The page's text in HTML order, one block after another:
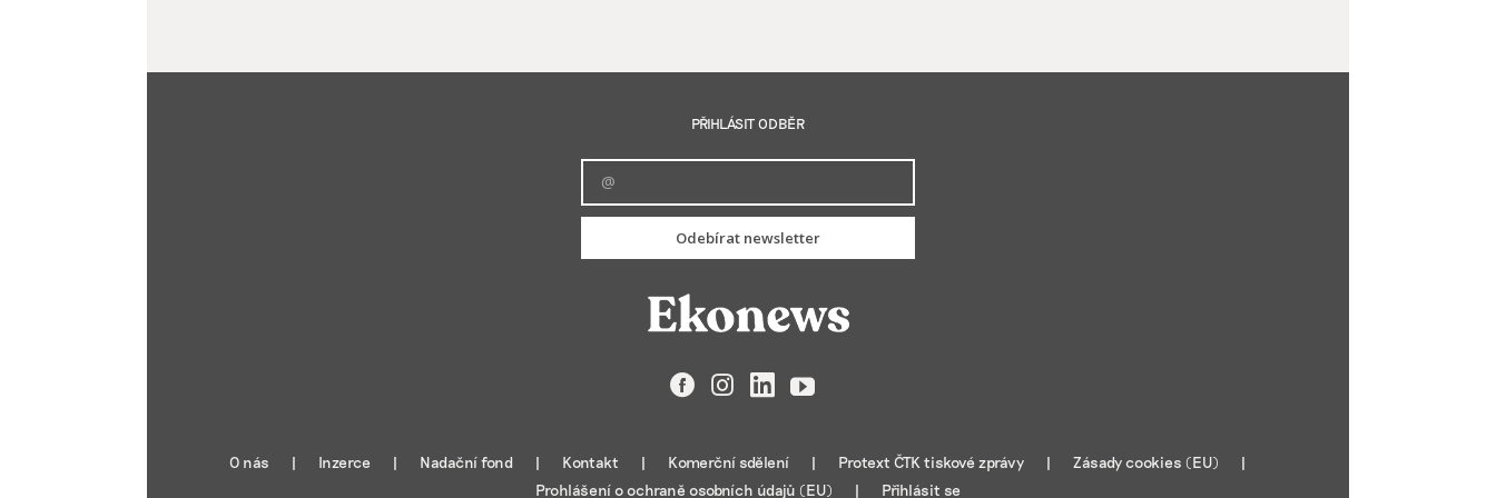
PŘIHLÁSIT ODBĚR
Odebírat newsletter
FacebookInstagramLinkedIn
YouTube
O nás Inzerce Nadační fond Kontakt Komerční sdělení Protext ČTK tiskové zprávy
Zásady cookies (EU)
Prohlášení o ochraně osobních údajů (EU)
Přihlásit se